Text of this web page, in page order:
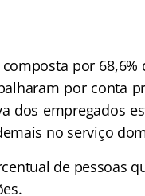
por 68,6%
por conta
dos empregados
no serviço
de pessoas